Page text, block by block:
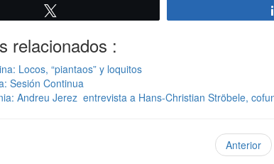
relacionados :
Locos, “piantaos” y loquitos
Sesión Continua
Andreu Jerez entrevista a Hans-Christian Ströbele,
Anterior